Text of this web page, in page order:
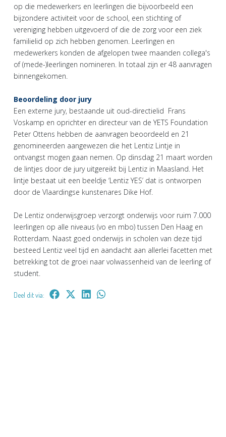
op die medewerkers en leerlingen die bijvoorbeeld een
bijzondere activiteit voor de school, een stichting of
vereniging hebben uitgevoerd of die de zorg voor een ziek
familielid op zich hebben genomen. Leerlingen en
medewerkers konden de afgelopen twee maanden collega's
of (mede-)leerlingen nomineren. In totaal zijn er 48 aanvragen
binnengekomen.
Beoordeling door jury
Een externe jury, bestaande uit oud-directielid Frans
Voskamp en oprichter en directeur van de YETS Foundation
Peter Ottens hebben de aanvragen beoordeeld en 21
genomineerden aangewezen die het Lentiz Lintje in
ontvangst mogen gaan nemen. Op dinsdag 21 maart worden
de lintjes door de jury uitgereikt bij Lentiz in Maasland. Het
lintje bestaat uit een beeldje ‘Lentiz YES’ dat is ontworpen
door de Vlaardingse kunstenares Dike Hof.
De Lentiz onderwijsgroep verzorgt onderwijs voor ruim 7.000
leerlingen op alle niveaus (vo en mbo) tussen Den Haag en
Rotterdam. Naast goed onderwijs in scholen van deze tijd
besteed Lentiz veel tijd en aandacht aan allerlei facetten met
betrekking tot de groei naar volwassenheid van de leerling of
student.
Deel dit via: